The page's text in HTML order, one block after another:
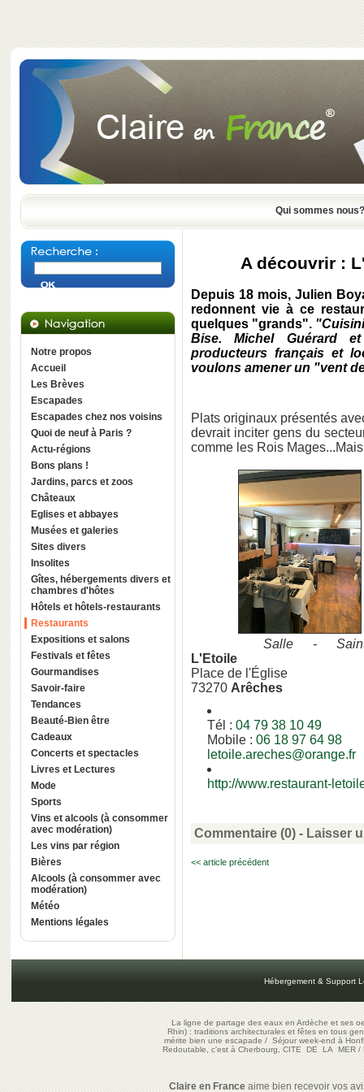
Qui sommes nous?
Notre propos
Accueil
Les Brèves
Escapades
Escapades chez nos voisins
Quoi de neuf à Paris ?
Actu-régions
Bons plans !
Jardins, parcs et zoos
Châteaux
Eglises et abbayes
Musées et galeries
Sites divers
Insolites
Gîtes, hébergements divers et
chambres d'hôtes
Hôtels et hôtels-restaurants
Restaurants
Expositions et salons
Festivals et fêtes
Gourmandises
Savoir-faire
Tendances
Beauté-Bien être
Cadeaux
Concerts et spectacles
Livres et Lectures
Mode
Sports
Vins et alcools (à consommer
avec modération)
Les vins par région
Bières
Alcools (à consommer avec
modération)
Météo
Mentions légales
A découvrir :
Depuis 18 mois, Julien
redonnent vie à ce
quelques "grands".
Bise. Michel Guérard
producteurs français et
voulons amener un "vent
Plats originaux présentés
devrait inciter gens du
comme les Rois
Salle - Saint-
L'Etoile
Place de l'Église
73270 Arêches
Tél : 04 79 38 10 49
Mobile : 06 18 97 64 98
letoile.areches@orange.fr
http://www.restaurant-
Commentaire (0) - Laisser
<< article précédent
Hébergement & Support
La ligne de partage des eaux en Ardèche et ses
Rhin) : traditions architecturales et fêtes en tous
mérite bien une escapade/Séjour week-end à
Redoutable, c'est à Cherbourg, CITE DE LA MER/
Claire en Franceaime bien recevoir vos